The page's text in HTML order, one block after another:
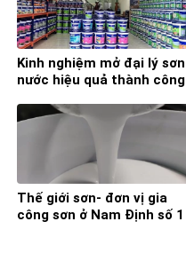
Kinh nghiệm mở đại lý sơn
nước hiệu quả thành công
Thế giới sơn- đơn vị gia
công sơn ở Nam Định số 1